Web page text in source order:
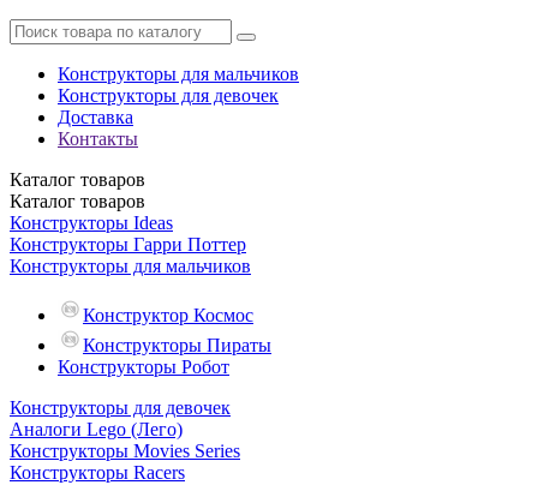
Конструкторы для мальчиков
Конструкторы для девочек
Доставка
Контакты
Каталог товаров
Каталог товаров
Конструкторы Ideas
Конструкторы Гарри Поттер
Конструкторы для мальчиков
Конструктор Космос
Конструкторы Пираты
Конструкторы Робот
Конструкторы для девочек
Аналоги Lego (Лего)
Конструкторы Movies Series
Конструкторы Racers